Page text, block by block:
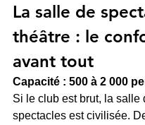
La salle de
théâtre : le
avant tout
Capacité : 500 à 2 000
Si le club est brut, la salle
spectacles est civilisée.